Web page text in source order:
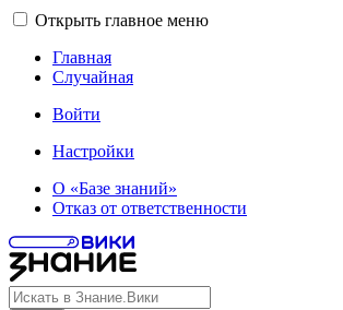
Открыть главное меню
Главная
Случайная
Войти
Настройки
О «Базе знаний»
Отказ от ответственности